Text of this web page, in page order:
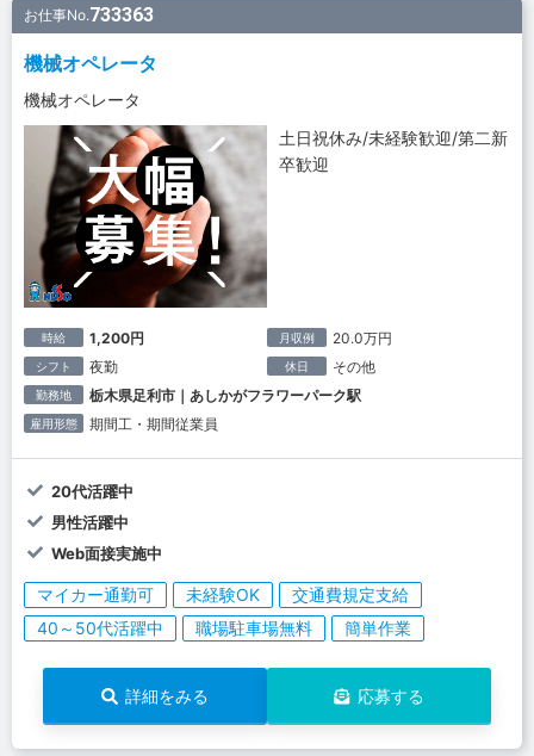
お仕事No.733363
機械オペレータ
機械オペレータ
土日祝休み/未経験歓迎/第二新
卒歓迎
時給 1,200円 月収例 20.0万円
シフト 夜勤 休日 その他
勤務地 栃木県足利市｜あしかがフラワーパーク駅
雇用形態 期間工・期間従業員
20代活躍中
男性活躍中
Web面接実施中
マイカー通勤可 未経験OK
交通費規定支給
40～50代活躍中
職場駐車場無料 簡単作業
詳細をみる 応募する